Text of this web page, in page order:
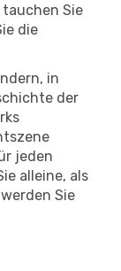
Sie
die
in
der
jeden
alleine, als
Sie